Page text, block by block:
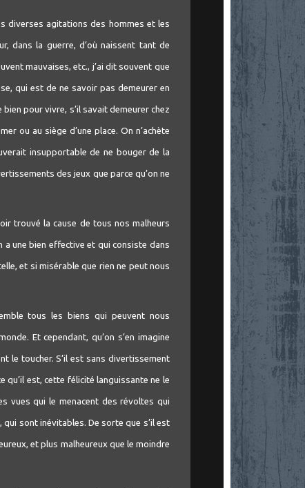
diverses agitations des hommes et les
dans la guerre, d’où naissent tant de
mauvaises, etc., j’ai dit souvent que
qui est de ne savoir pas demeurer en
pour vivre, s’il savait demeurer chez
ou au siège d’une place. On n’achète
insupportable de ne bouger de la
des jeux que parce qu’on ne
trouvé la cause de tous nos malheurs
a une bien effective et qui consiste dans
et si misérable que rien ne peut nous
tous les biens qui peuvent nous
Et cependant, qu’on s’en imagine
le toucher. S’il est sans divertissement
qu’il est, cette félicité languissante ne le
vues qui le menacent des révoltes qui
sont inévitables. De sorte que s’il est
et plus malheureux que le moindre